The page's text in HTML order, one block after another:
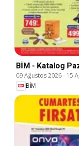
BİM - Katalog
09 Ağustos 2026- 15
BİM